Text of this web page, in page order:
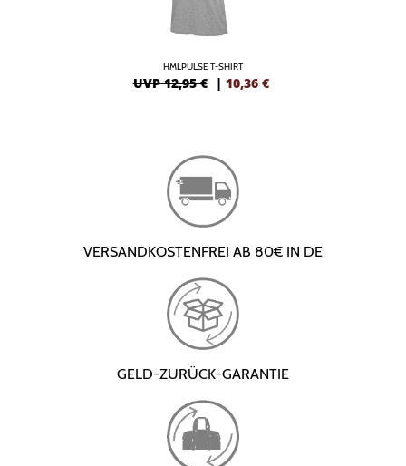
HMLPULSE T-SHIRT
UVP 12,95 € | 10,36 €
VERSANDKOSTENFREI AB 80€ IN DE
GELD-ZURÜCK-GARANTIE